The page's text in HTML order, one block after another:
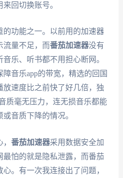
回切换账号。
的功能之一。以前用的加速器
流量不足，而番茄加速器没有
乐、听书都不用担心断网。
音乐app的带宽，精选的回国
放速度比之前快了好几倍，独
质毫无压力，连无损音乐都能
音质下降的情况。
番茄加速器采用数据安全加
最怕的就是隐私泄露，而番茄
。有一次我连接出了问题，